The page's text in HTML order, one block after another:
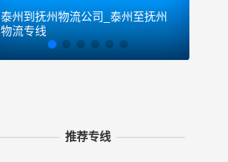
泰州到抚州物流公司_泰州至抚州
物流专线
推荐专线